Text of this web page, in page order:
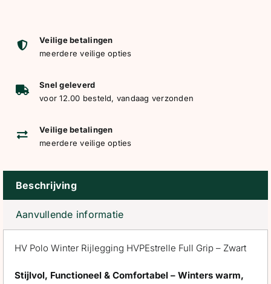
Rijlegging
HVPEstrelle
Grip
Zwart
Veilige betalingen
meerdere veilige opties
Snel geleverd
voor 12.00 besteld, vandaag verzonden
Veilige betalingen
meerdere veilige opties
Beschrijving
Aanvullende informatie
HV Polo Winter Rijlegging HVPEstrelle Full Grip – Zwart
Stijlvol, Functioneel & Comfortabel – Winters warm,